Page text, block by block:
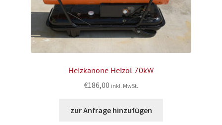
Heizkanone Heizöl 70kW
€186,00 inkl. MwSt.
zur Anfrage hinzufügen